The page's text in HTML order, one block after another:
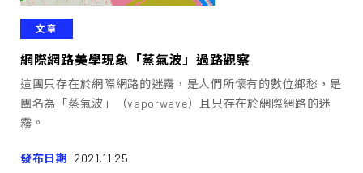
文章
網際網路美學現象「蒸氣波」過路觀察
這團只存在於網際網路的迷霧，是人們所懷有的數位鄉愁，是
團名為「蒸氣波」（vaporwave）且只存在於網際網路的迷
霧。
發布日期 2021.11.25